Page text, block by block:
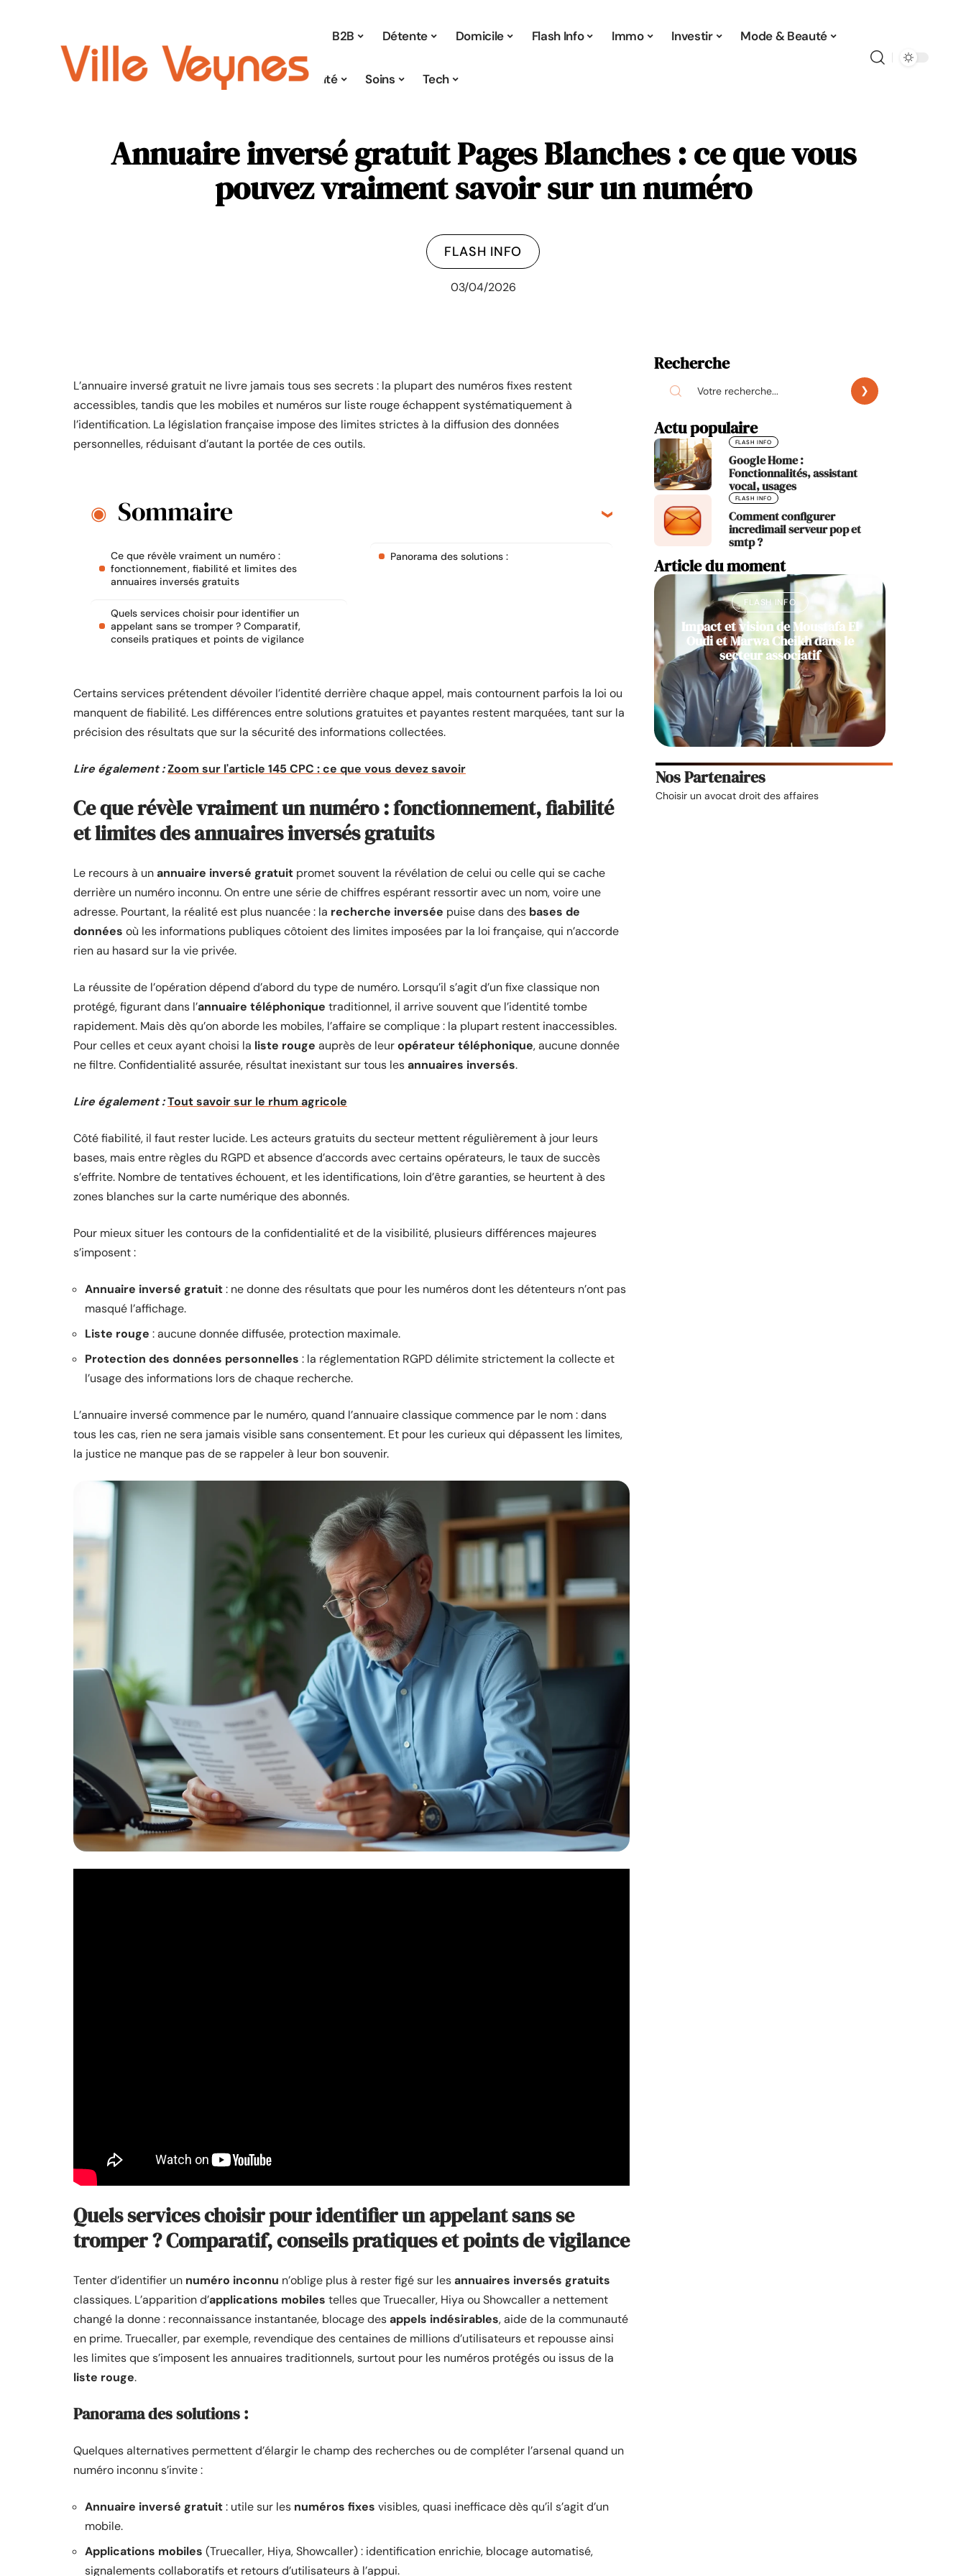
B2B Détente Domicile Flash Info Immo Investir Mode & Beauté
Parentalité Soins Tech
Annuaire inversé gratuit Pages Blanches : ce que vous
pouvez vraiment savoir sur un numéro
FLASH INFO
03/04/2026
L’annuaire inversé gratuit ne livre jamais tous ses secrets : la plupart des numéros fixes restent
accessibles, tandis que les mobiles et numéros sur liste rouge échappent systématiquement à
l’identification. La législation française impose des limites strictes à la diffusion des données
personnelles, réduisant d’autant la portée de ces outils.
Sommaire
Ce que révèle vraiment un numéro :
fonctionnement, fiabilité et limites des
annuaires inversés gratuits
Quels services choisir pour identifier un
appelant sans se tromper ? Comparatif,
conseils pratiques et points de vigilance
Panorama des solutions :
Certains services prétendent dévoiler l’identité derrière chaque appel, mais contournent parfois la loi ou
manquent de fiabilité. Les différences entre solutions gratuites et payantes restent marquées, tant sur la
précision des résultats que sur la sécurité des informations collectées.
Lire également :Zoom sur l'article 145 CPC : ce que vous devez savoir
Ce que révèle vraiment un numéro : fonctionnement, fiabilité
et limites des annuaires inversés gratuits
Le recours à unannuaire inversé gratuit promet souvent la révélation de celui ou celle qui se cache
derrière un numéro inconnu. On entre une série de chiffres espérant ressortir avec un nom, voire une
adresse. Pourtant, la réalité est plus nuancée : la recherche inversée puise dans des bases de
données où les informations publiques côtoient des limites imposées par la loi française, qui n’accorde
rien au hasard sur la vie privée.
La réussite de l’opération dépend d’abord du type de numéro. Lorsqu’il s’agit d’un fixe classique non
protégé, figurant dans l’annuaire téléphonique traditionnel, il arrive souvent que l’identité tombe
rapidement. Mais dès qu’on aborde les mobiles, l’affaire se complique : la plupart restent inaccessibles.
Pour celles et ceux ayant choisi la liste rouge auprès de leuropérateur téléphonique, aucune donnée
ne filtre. Confidentialité assurée, résultat inexistant sur tous lesannuaires inversés.
Lire également :Tout savoir sur le rhum agricole
Côté fiabilité, il faut rester lucide. Les acteurs gratuits du secteur mettent régulièrement à jour leurs
bases, mais entre règles du RGPD et absence d’accords avec certains opérateurs, le taux de succès
s’effrite. Nombre de tentatives échouent, et les identifications, loin d’être garanties, se heurtent à des
zones blanches sur la carte numérique des abonnés.
Pour mieux situer les contours de la confidentialité et de la visibilité, plusieurs différences majeures
s’imposent :
Annuaire inversé gratuit: ne donne des résultats que pour les numéros dont les détenteurs n’ont pas
masqué l’affichage.
Liste rouge : aucune donnée diffusée, protection maximale.
Protection des données personnelles : la réglementation RGPD délimite strictement la collecte et
l’usage des informations lors de chaque recherche.
L’annuaire inversé commence par le numéro, quand l’annuaire classique commence par le nom : dans
tous les cas, rien ne sera jamais visible sans consentement. Et pour les curieux qui dépassent les limites,
la justice ne manque pas de se rappeler à leur bon souvenir.
Quels services choisir pour identifier un appelant sans se
tromper ? Comparatif, conseils pratiques et points de vigilance
Tenter d’identifier un numéro inconnu n’oblige plus à rester figé sur lesannuaires inversés gratuits
classiques. L’apparition d’applications mobiles telles que Truecaller, Hiya ou Showcaller a nettement
changé la donne : reconnaissance instantanée, blocage desappels indésirables, aide de la communauté
en prime. Truecaller, par exemple, revendique des centaines de millions d’utilisateurs et repousse ainsi
les limites que s’imposent les annuaires traditionnels, surtout pour les numéros protégés ou issus de la
liste rouge.
Panorama des solutions :
Quelques alternatives permettent d’élargir le champ des recherches ou de compléter l’arsenal quand un
numéro inconnu s’invite :
Annuaire inversé gratuit: utile sur les numéros fixes visibles, quasi inefficace dès qu’il s’agit d’un
mobile.
Applications mobiles (Truecaller, Hiya, Showcaller) : identification enrichie, blocage automatisé,
signalements collaboratifs et retours d’utilisateurs à l’appui.
Recherche
Actu populaire
FLASH INFO
Google Home :
Fonctionnalités, assistant
vocal, usages
FLASH INFO
Comment configurer
incredimail serveur pop et
smtp ?
Article du moment
FLASH INFO
Impact et vision de Moustafa El
Oudi et Marwa Cheikh dans le
secteur associatif
Nos Partenaires
Choisir un avocat droit des affaires